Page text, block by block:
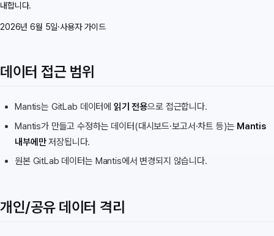
내합니다.
2026년 6월 5일·사용자 가이드
데이터 접근 범위
Mantis는 GitLab 데이터에 읽기 전용으로 접근합니다.
Mantis가 만들고 수정하는 데이터(대시보드·보고서·차트 등)는 Mantis
내부에만저장됩니다.
원본 GitLab 데이터는 Mantis에서 변경되지 않습니다.
개인/공유 데이터 격리